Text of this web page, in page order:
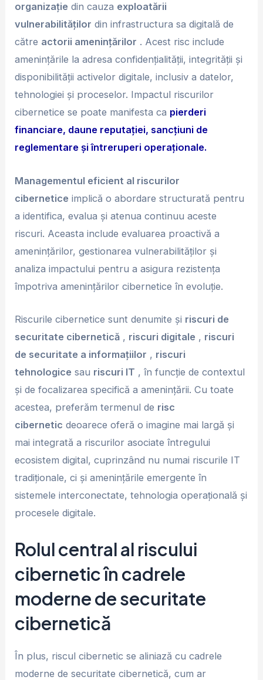
organizație din cauza exploatării
vulnerabilităților din infrastructura sa digitală de
către actorii amenințărilor . Acest risc include
amenințările la adresa confidențialității, integrității și
disponibilității activelor digitale, inclusiv a datelor,
tehnologiei și proceselor. Impactul riscurilor
cibernetice se poate manifesta ca pierderi
financiare, daune reputației, sancțiuni de
reglementare și întreruperi operaționale.
Managementul eficient al riscurilor
cibernetice implică o abordare structurată pentru
a identifica, evalua și atenua continuu aceste
riscuri. Aceasta include evaluarea proactivă a
amenințărilor, gestionarea vulnerabilităților și
analiza impactului pentru a asigura rezistența
împotriva amenințărilor cibernetice în evoluție.
Riscurile cibernetice sunt denumite și riscuri de
securitate cibernetică , riscuri digitale , riscuri
de securitate a informațiilor , riscuri
tehnologice sau riscuri IT , în funcție de contextul
și de focalizarea specifică a amenințării. Cu toate
acestea, preferăm termenul de risc
cibernetic deoarece oferă o imagine mai largă și
mai integrată a riscurilor asociate întregului
ecosistem digital, cuprinzând nu numai riscurile IT
tradiționale, ci și amenințările emergente în
sistemele interconectate, tehnologia operațională și
procesele digitale.
Rolul central al riscului
cibernetic în cadrele
moderne de securitate
cibernetică
În plus, riscul cibernetic se aliniază cu cadrele
moderne de securitate cibernetică, cum ar